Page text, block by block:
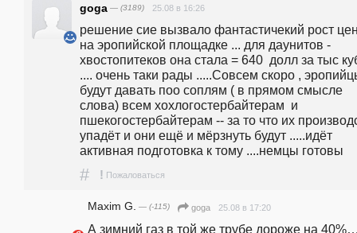
goga — (3189) 25.08 в 16:26
решение сие вызвало фантастичекий рост
на эропийской площадке ... для даунитов -
хвостопитеков она стала = 640  долл за тыс
.... очень таки рады .....Совсем скоро ,
будут давать поо соплям ( в прямом смысле
слова) всем хохлогостербайтерам  и
пшекогостербайтерам -- за то что их
упадёт и они ещё и мёрзнуть будут .....идёт
активная подготовка к тому ....немцы готовы
# ! Пожаловаться
Maxim G. — (-115) goga 25.08 в 17:20
А зимний газ в той же трубе дороже на